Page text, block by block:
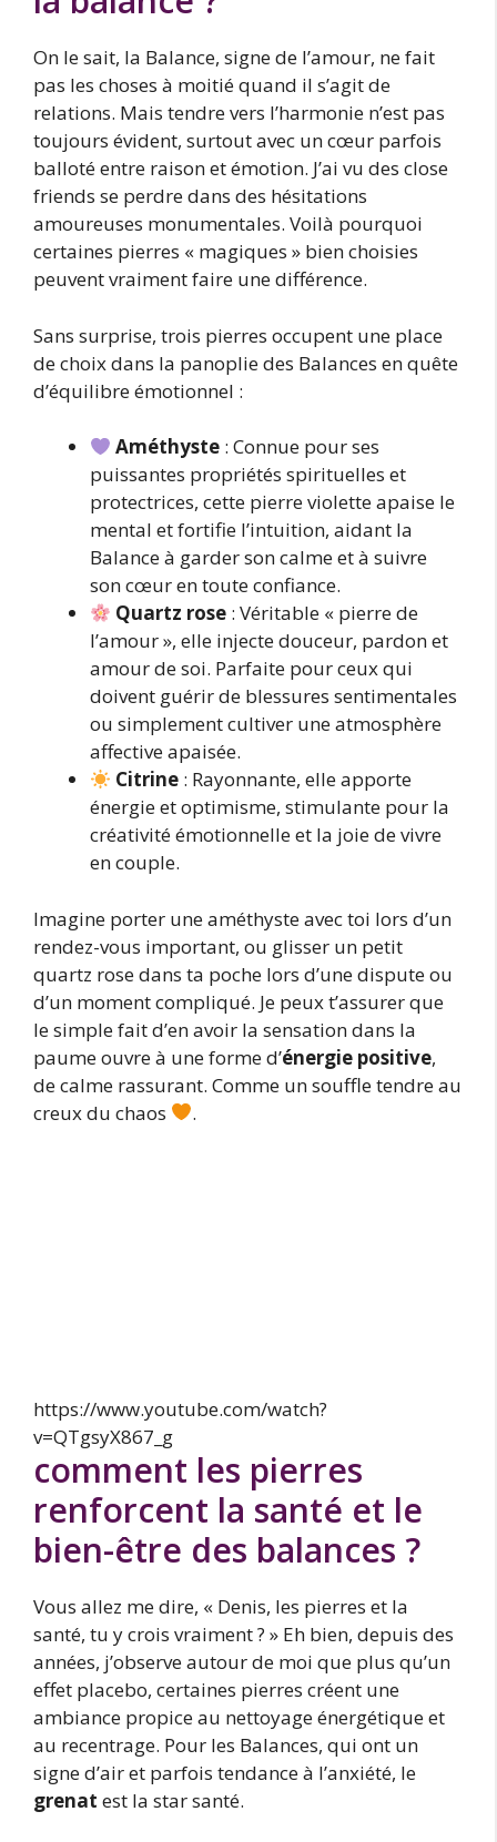
On le sait, la Balance, signe de l’amour, ne fait
pas les choses à moitié quand il s’agit de
relations. Mais tendre vers l’harmonie n’est pas
toujours évident, surtout avec un cœur parfois
balloté entre raison et émotion. J’ai vu des close
friends se perdre dans des hésitations
amoureuses monumentales. Voilà pourquoi
certaines pierres « magiques » bien choisies
peuvent vraiment faire une différence.
Sans surprise, trois pierres occupent une place
de choix dans la panoplie des Balances en quête
d’équilibre émotionnel :
Améthyste : Connue pour ses
puissantes propriétés spirituelles et
protectrices, cette pierre violette apaise le
mental et fortifie l’intuition, aidant la
Balance à garder son calme et à suivre
son cœur en toute confiance.
Quartz rose : Véritable « pierre de
l’amour », elle injecte douceur, pardon et
amour de soi. Parfaite pour ceux qui
doivent guérir de blessures sentimentales
ou simplement cultiver une atmosphère
affective apaisée.
Citrine : Rayonnante, elle apporte
énergie et optimisme, stimulante pour la
créativité émotionnelle et la joie de vivre
en couple.
Imagine porter une améthyste avec toi lors d’un
rendez-vous important, ou glisser un petit
quartz rose dans ta poche lors d’une dispute ou
d’un moment compliqué. Je peux t’assurer que
le simple fait d’en avoir la sensation dans la
paume ouvre à une forme d’énergie positive,
de calme rassurant. Comme un souffle tendre au
creux du chaos
.
https://www.youtube.com/watch?
v=QTgsyX867_g
comment les pierres
renforcent la santé et le
bien-être des balances ?
Vous allez me dire, « Denis, les pierres et la
santé, tu y crois vraiment ? » Eh bien, depuis des
années, j’observe autour de moi que plus qu’un
effet placebo, certaines pierres créent une
ambiance propice au nettoyage énergétique et
au recentrage. Pour les Balances, qui ont un
signe d’air et parfois tendance à l’anxiété, le
grenat est la star santé.